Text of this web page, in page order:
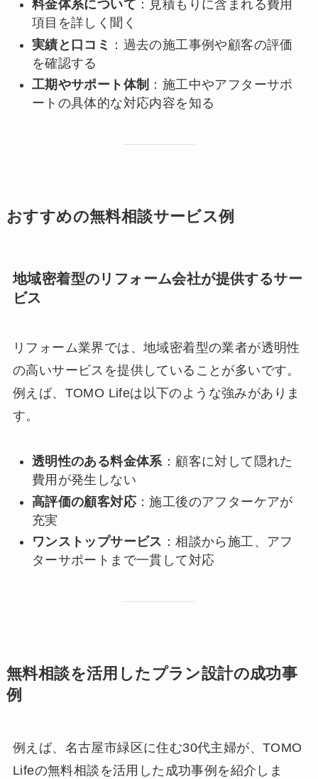
料金体系について ：見積もりに含まれる費用
項目を詳しく聞く
実績と口コミ
：過去の施工事例や顧客の評価
を確認する
工期やサポート体制 ：施工中やアフターサポ
ートの具体的な対応内容を知る
おすすめの無料相談サービス例
地域密着型のリフォーム会社が提供するサー
ビス
リフォーム業界では、地域密着型の業者が透明性
の高いサービスを提供していることが多いです。
例えば、TOMO Lifeは以下のような強みがありま
す。
透明性のある料金体系：顧客に対して隠れた
費用が発生しない
高評価の顧客対応：施工後のアフターケアが
充実
ワンストップサービス ：相談から施工、アフ
ターサポートまで一貫して対応
無料相談を活用したプラン設計の成功事
例
例えば、名古屋市緑区に住む30代主婦が、TOMO
Lifeの無料相談を活用した成功事例を紹介しま